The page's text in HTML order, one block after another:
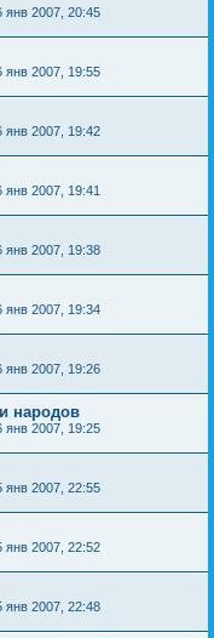
янв 2007, 20:45
янв 2007, 19:55
янв 2007, 19:42
янв 2007, 19:41
янв 2007, 19:38
янв 2007, 19:34
янв 2007, 19:26
народов
янв 2007, 19:25
янв 2007, 22:55
янв 2007, 22:52
янв 2007, 22:48